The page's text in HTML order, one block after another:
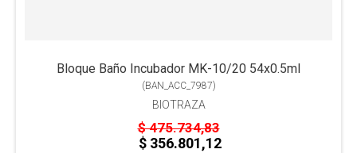
Bloque Baño Incubador MK-10/20 54x0.5ml
(BAN_ACC_7987)
BIOTRAZA
$ 475.734,83
$ 356.801,12